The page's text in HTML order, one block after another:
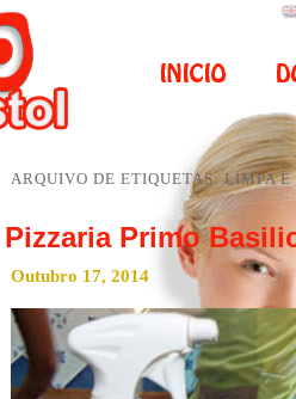
ARQUIVO DE ETIQUETAS:LIMPA E
Pizzaria Primo
Outubro 17, 2014